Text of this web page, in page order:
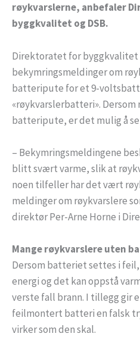
røykvarslerne, anbefaler
byggkvalitet og DSB.
Direktoratet for byggkvalitet
bekymringsmeldinger om
batteripute for et 9-
«røykvarslerbatteri».
batteripute, er det mulig å
– Bekymringsmeldingene
blitt svært varme, slik at
noen tilfeller har det vært
meldinger om røykvarslere
direktør Per-Arne Horne i
Mange røykvarslere uten
Dersom batteriet settes i
energi og det kan oppstå
verste fall brann. I tillegg gir
feilmontert batteri en falsk
virker som den skal.